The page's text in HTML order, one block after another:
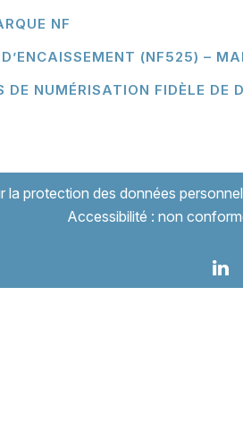
NF
(NF525) –
DE NUMÉRISATION FIDÈLE
la protection des données
Accessibilité : non